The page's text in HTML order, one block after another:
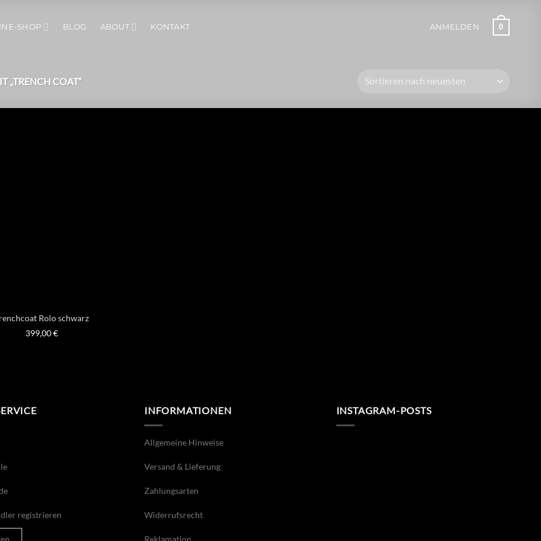
SHOP BLOG ABOUT KONTAKT ANMELDEN 0
„TRENCH COAT“
Rolo schwarz
399,00€
registrieren
INFORMATIONEN
Allgemeine Hinweise
Versand & Lieferung
Zahlungsarten
Widerrufsrecht
INSTAGRAM-POSTS